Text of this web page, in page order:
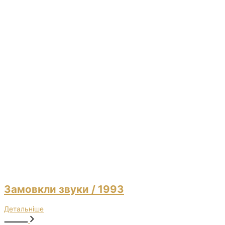
Замовкли звуки / 1993
Детальніше